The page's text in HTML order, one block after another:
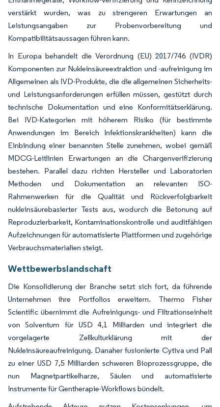
verstärkt wurden, was zu strengeren Erwartungen an
Leistungsangaben zur Probenvorbereitung und
Kompatibilitätsaussagen führen kann.
In Europa behandelt die Verordnung (EU) 2017/746 (IVDR)
Komponenten zur Nukleinsäureextraktion und -aufreinigung im
Allgemeinen als IVD-Produkte, die die allgemeinen Sicherheits-
und Leistungsanforderungen erfüllen müssen, gestützt durch
technische Dokumentation und eine Konformitätserklärung.
Bei IVD-Kategorien mit höherem Risiko (für bestimmte
Anwendungen im Bereich Infektionskrankheiten) kann die
Einbindung einer benannten Stelle zunehmen, wobei gemäß
MDCG-Leitlinien Erwartungen an die Chargenverifizierung
bestehen. Parallel dazu richten Hersteller und Laboratorien
Methoden und Dokumentation an relevanten ISO-
Rahmenwerken für die Qualität und Rückverfolgbarkeit
nukleinsäurebasierter Tests aus, wodurch die Betonung auf
Reproduzierbarkeit, Kontaminationskontrolle und auditfähigen
Aufzeichnungen für automatisierte Plattformen und zugehörige
Verbrauchsmaterialien steigt.
Wettbewerbslandschaft
Die Konsolidierung der Branche setzt sich fort, da führende
Unternehmen ihre Portfolios erweitern. Thermo Fisher
Scientific übernimmt die Aufreinigungs- und Filtrationseinheit
von Solventum für USD 4,1 Milliarden und integriert die
vorgelagerte Zellkulturklärung mit der
Nukleinsäureaufreinigung. Danaher fusionierte Cytiva und Pall
zu einer USD 7,5 Milliarden schweren Bioprozessgruppe, die
nun Magnetpartikelharze, Säulen und automatisierte
Instrumente für Gentherapie-Workflows bündelt.